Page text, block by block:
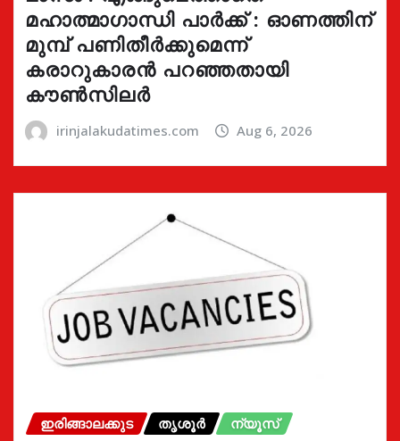
മഹാത്മാഗാന്ധി പാർക്ക് : ഓണത്തിന്
മുമ്പ് പണിതീർക്കുമെന്ന്
കരാറുകാരൻ പറഞ്ഞതായി
കൗൺസിലർ
irinjalakudatimes.com Aug 6, 2026
ഇരിങ്ങാലക്കുട തൃശൂർ ന്യൂസ്